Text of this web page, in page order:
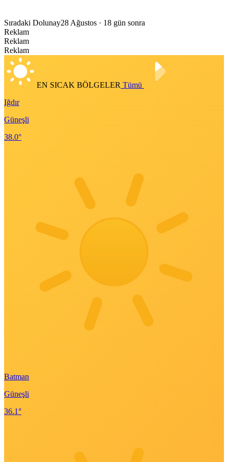
Sıradaki Dolunay28 Ağustos · 18 gün sonra
Reklam
Reklam
Reklam
EN SICAK BÖLGELER Tümü
Iğdır
Güneşli
38.0°
Batman
Güneşli
36.1°